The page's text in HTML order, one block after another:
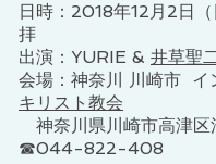
日時：2018年12月2日
拝
出演：YURIE & 井草聖
会場：神奈川 川崎市 イ
キリスト教会
神奈川県川崎市高津
☎044-822-408